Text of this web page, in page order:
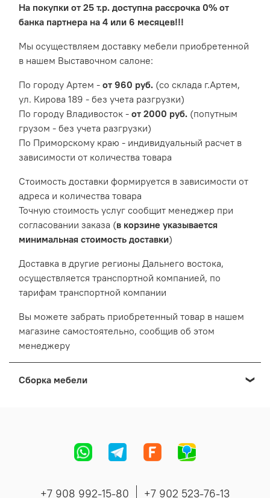
На покупки от 25 т.р. доступна рассрочка 0% от
банка партнера на 4 или 6 месяцев!!!
Мы осуществляем доставку мебели приобретенной
в нашем Выставочном салоне:
По городу Артем - от 960 руб. (со склада г.Артем,
ул. Кирова 189 - без учета разгрузки)
По городу Владивосток - от 2000 руб. (попутным
грузом - без учета разгрузки)
По Приморскому краю - индивидуальный расчет в
зависимости от количества товара
Cтоимость доставки формируется в зависимости от
адреса и количества товара
Точную стоимость услуг сообщит менеджер при
согласовании заказа (в корзине указывается
минимальная стоимость доставки)
Доставка в другие регионы Дальнего востока,
осуществляется транспортной компанией, по
тарифам транспортной компании
Вы можете забрать приобретенный товар в нашем
магазине самостоятельно, сообщив об этом
менеджеру
Сборка мебели
Cтоимость сборки формируется в зависимости от
адреса, вида и количества мебели.
время согласования заказа.
+7 908 992-15-80 +7 902 523-76-13